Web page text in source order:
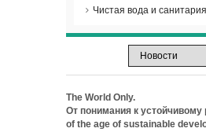
Чистая вода и санитария
The World Only.
От понимания к устойчивому
of the age of sustainable